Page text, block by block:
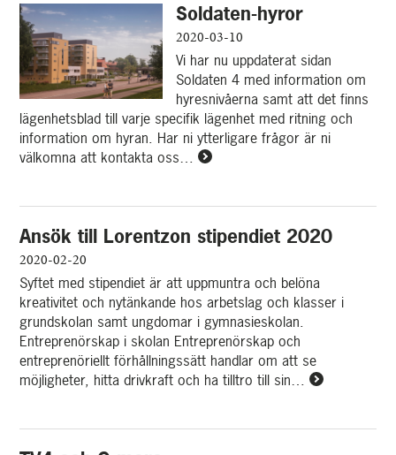
har
öppnat
Soldaten-hyror
2020-03-10
Vi har nu uppdaterat sidan
Soldaten 4 med information om
hyresnivåerna samt att det finns
lägenhetsblad till varje specifik lägenhet med ritning och
information om hyran. Har ni ytterligare frågor är ni
välkomna att kontakta oss… Läs
hyror
Ansök till Lorentzon stipendiet 2020
2020-02-20
Syftet med stipendiet är att uppmuntra och belöna
kreativitet och nytänkande hos arbetslag och klasser i
grundskolan samt ungdomar i gymnasieskolan.
Entreprenörskap i skolan Entreprenörskap och
entreprenöriellt förhållningssätt handlar om att se
möjligheter, hitta drivkraft och ha tilltro till sin… Läs